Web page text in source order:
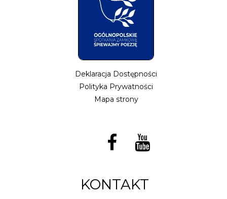
Deklaracja Dostępności
Polityka Prywatności
Mapa strony
KONTAKT